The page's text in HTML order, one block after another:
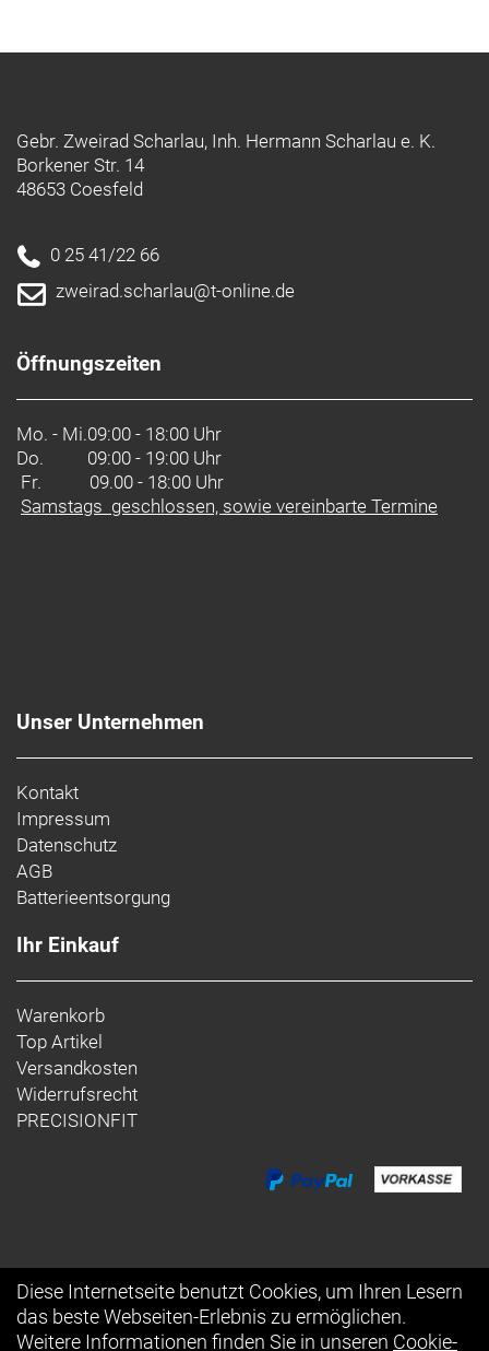
Gebr. Zweirad Scharlau, Inh. Hermann Scharlau e. K.
Borkener Str. 14
48653 Coesfeld
0 25 41/22 66
zweirad.scharlau@t-online.de
Öffnungszeiten
Mo. - Mi.09:00 - 18:00 Uhr
Do.
09:00 - 19:00 Uhr
Fr. 09.00 - 18:00 Uhr
Samstags geschlossen, sowie vereinbarte Termine
Unser Unternehmen
Kontakt
Impressum
Datenschutz
AGB
Batterieentsorgung
Ihr Einkauf
Warenkorb
Top Artikel
Versandkosten
Widerrufsrecht
PRECISIONFIT
Diese Internetseite benutzt Cookies, um Ihren Lesern
das beste Webseiten-Erlebnis zu ermöglichen.
Weitere Informationen finden Sie in unseren Cookie-
Auftrag widerrufen